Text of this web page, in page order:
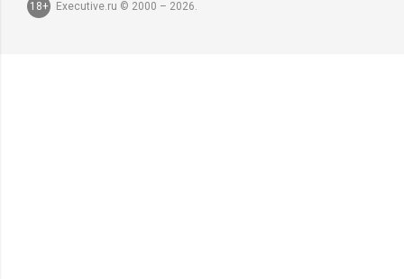
18+ Executive.ru © 2000 – 2026.